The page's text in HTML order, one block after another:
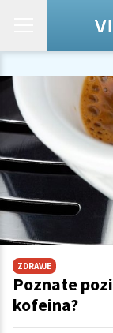
ZDRAVJE
Poznate
kofeina?